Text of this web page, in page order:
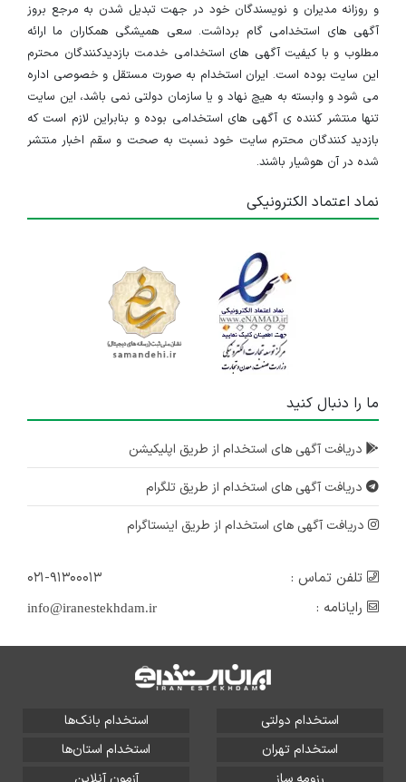
و روزانه مدیران و نویسندگان خود در جهت تبدیل شدن به مرجع بروز
آگهی های استخدامی گام برداشت. سعی همیشگی همکاران ما ارائه
مطلوب و با کیفیت آگهی های استخدامی خدمت بازدیدکنندگان محترم
این سایت بوده است. ایران استخدام به صورت مستقل و خصوصی اداره
می شود و وابسته به هیچ نهاد و یا سازمان دولتی نمی باشد، این سایت
تنها منتشر کننده ی آگهی های استخدامی بوده و بنابراین لازم است که
بازدید کنندگان محترم سایت خود نسبت به صحت و سقم اخبار منتشر
شده در آن هوشیار باشند.
نماد اعتماد الکترونیکی
ما را دنبال کنید
دریافت آگهی های استخدام از طریق اپلیکیشن
دریافت آگهی های استخدام از طریق تلگرام
دریافت آگهی های استخدام از طریق اینستاگرام
تلفن تماس :
۰۲۱-۹۱۳۰۰۰۱۳
رایانامه :
info@iranestekhdam.ir
استخدام دولتی
استخدام بانک‌ها
استخدام تهران
استخدام استان‌ها